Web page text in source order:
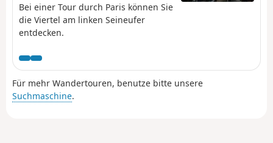
Bei einer Tour durch Paris können Sie
die Viertel am linken Seineufer
entdecken.
Für mehr Wandertouren, benutze bitte unsere
Suchmaschine.